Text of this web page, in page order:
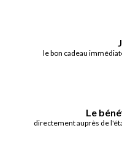
le bon cadeau
Le
directement auprès de